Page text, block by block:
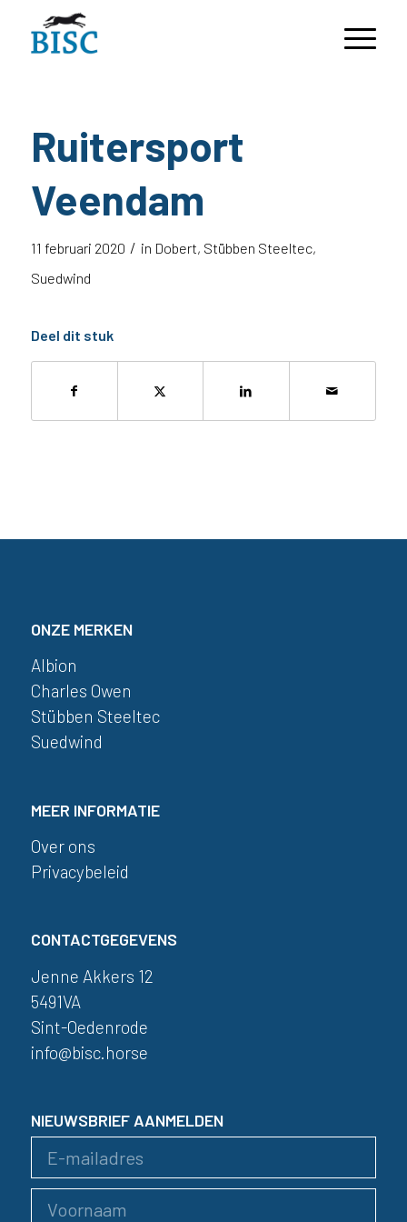
Ruitersport
Veendam
11 februari 2020 / in Dobert, Stübben Steeltec,
Suedwind
Deel dit stuk
ONZE MERKEN
Albion
Charles Owen
Stübben Steeltec
Suedwind
MEER INFORMATIE
Over ons
Privacybeleid
CONTACTGEGEVENS
Jenne Akkers 12
5491VA
Sint-Oedenrode
info@bisc.horse
NIEUWSBRIEF AANMELDEN